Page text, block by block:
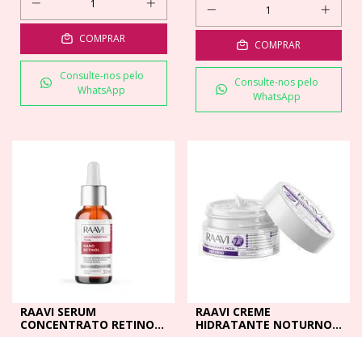
COMPRAR
Consulte-nos pelo
WhatsApp
COMPRAR
Consulte-nos pelo
WhatsApp
RAAVI SERUM
CONCENTRATO RETINOL
RAAVI CREME
HIDRATANTE NOTURNO